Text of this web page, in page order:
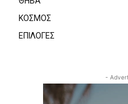
ΚΟΣΜΟΣ
ΕΠΙΛΟΓΕΣ
-